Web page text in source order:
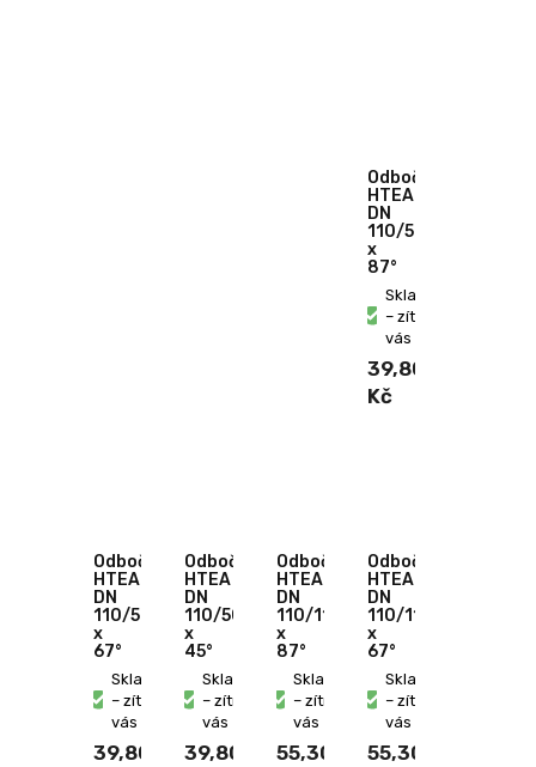
Odbočka
HTEA
DN
110/50
x
87°
Skladem
– zítra u
vás
39,80
Kč
Odbočka
HTEA
DN
110/50
x
67°
Skladem
– zítra u
vás
39,80
Odbočka
HTEA
DN
110/50
x
45°
Skladem
– zítra u
vás
39,80
Odbočka
HTEA
DN
110/110
x
87°
Skladem
– zítra u
vás
55,30
Odbočka
HTEA
DN
110/110
x
67°
Skladem
– zítra u
vás
55,30